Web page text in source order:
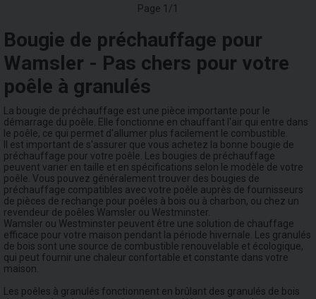
Page 1/1
Bougie de préchauffage pour
Wamsler - Pas chers pour votre
poêle à granulés
La bougie de préchauffage est une pièce importante pour le
démarrage du poêle. Elle fonctionne en chauffant l'air qui entre dans
le poêle, ce qui permet d'allumer plus facilement le combustible.
Il est important de s'assurer que vous achetez la bonne bougie de
préchauffage pour votre poêle. Les bougies de préchauffage
peuvent varier en taille et en spécifications selon le modèle de votre
poêle. Vous pouvez généralement trouver des bougies de
préchauffage compatibles avec votre poêle auprès de fournisseurs
de pièces de rechange pour poêles à bois ou à charbon, ou chez un
revendeur de poêles Wamsler ou Westminster.
Wamsler ou Westminster peuvent être une solution de chauffage
efficace pour votre maison pendant la période hivernale. Les granulés
de bois sont une source de combustible renouvelable et écologique,
qui peut fournir une chaleur confortable et constante dans votre
maison.
Les poêles à granulés fonctionnent en brûlant des granulés de bois